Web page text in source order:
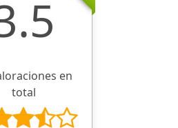
en
total